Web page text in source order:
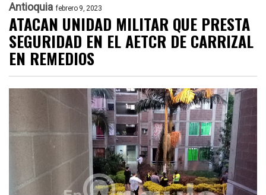
Antioquia febrero 9, 2023
ATACAN UNIDAD MILITAR QUE PRESTA
SEGURIDAD EN EL AETCR DE CARRIZAL
EN REMEDIOS